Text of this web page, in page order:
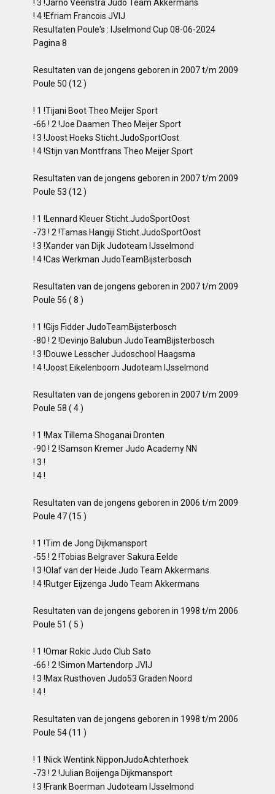
! 3 !Jarno Veenstra Judo Team Akkermans
! 4 !Efriam Francois JVIJ
Resultaten Poule's : IJselmond Cup 08-06-2024
Pagina 8
Resultaten van de jongens geboren in 2007 t/m 2009
Poule 50 (12 )
! 1 !Tijani Boot Theo Meijer Sport
-66 ! 2 !Joe Daamen Theo Meijer Sport
! 3 !Joost Hoeks Sticht.JudoSportOost
! 4 !Stijn van Montfrans Theo Meijer Sport
Resultaten van de jongens geboren in 2007 t/m 2009
Poule 53 (12 )
! 1 !Lennard Kleuer Sticht.JudoSportOost
-73 ! 2 !Tamas Hangiji Sticht.JudoSportOost
! 3 !Xander van Dijk Judoteam IJsselmond
! 4 !Cas Werkman JudoTeamBijsterbosch
Resultaten van de jongens geboren in 2007 t/m 2009
Poule 56 ( 8 )
! 1 !Gijs Fidder JudoTeamBijsterbosch
-80 ! 2 !Devinjo Balubun JudoTeamBijsterbosch
! 3 !Douwe Lesscher Judoschool Haagsma
! 4 !Joost Eikelenboom Judoteam IJsselmond
Resultaten van de jongens geboren in 2007 t/m 2009
Poule 58 ( 4 )
! 1 !Max Tillema Shoganai Dronten
-90 ! 2 !Samson Kremer Judo Academy NN
! 3 !
! 4 !
Resultaten van de jongens geboren in 2006 t/m 2009
Poule 47 (15 )
! 1 !Tim de Jong Dijkmansport
-55 ! 2 !Tobias Belgraver Sakura Eelde
! 3 !Olaf van der Heide Judo Team Akkermans
! 4 !Rutger Eijzenga Judo Team Akkermans
Resultaten van de jongens geboren in 1998 t/m 2006
Poule 51 ( 5 )
! 1 !Omar Rokic Judo Club Sato
-66 ! 2 !Simon Martendorp JVIJ
! 3 !Max Rusthoven Judo53 Graden Noord
! 4 !
Resultaten van de jongens geboren in 1998 t/m 2006
Poule 54 (11 )
! 1 !Nick Wentink NipponJudoAchterhoek
-73 ! 2 !Julian Boijenga Dijkmansport
! 3 !Frank Boerman Judoteam IJsselmond